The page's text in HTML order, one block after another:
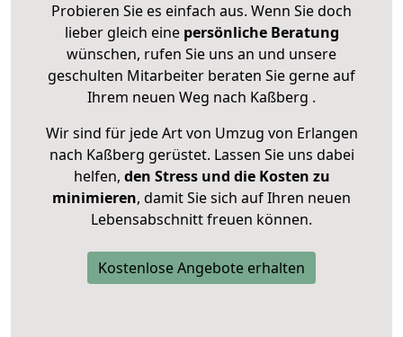
Probieren Sie es einfach aus. Wenn Sie doch
lieber gleich eine persönliche Beratung
wünschen, rufen Sie uns an und unsere
geschulten Mitarbeiter beraten Sie gerne auf
Ihrem neuen Weg nach Kaßberg .
Wir sind für jede Art von Umzug von Erlangen
nach Kaßberg gerüstet. Lassen Sie uns dabei
helfen, den Stress und die Kosten zu
minimieren, damit Sie sich auf Ihren neuen
Lebensabschnitt freuen können.
Kostenlose Angebote erhalten